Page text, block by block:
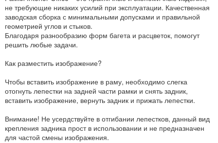
не требующие никаких усилий при эксплуатации. Качественная
заводская сборка с минимальными допусками и правильной
геометрией углов и стыков.
Благодаря разнообразию форм багета и расцветок, помогут
решить любые задачи.
Как разместить изображение?
Чтобы вставить изображение в раму, необходимо слегка
отогнуть лепестки на задней части рамки и снять задник,
вставить изображение, вернуть задник и прижать лепестки.
Внимание! Не усердствуйте в отгибании лепестков, данный вид
крепления задника прост в использовании и не предназначен
для частой смены изображения.